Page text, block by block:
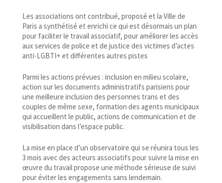
Les associations ont contribué, proposé et la Ville de
Paris a synthétisé et enrichi ce qui est désormais un plan
pour faciliter le travail associatif, pour améliorer les accès
aux services de police et de justice des victimes d’actes
anti-​LGBTI+ et différentes autres pistes
Parmi les actions prévues : inclusion en milieu scolaire,
action sur les documents administratifs parisiens pour
une meilleure inclusion des personnes trans et des
couples de même sexe, formation des agents municipaux
qui accueillent le public, actions de communication et de
visibilisation dans l’espace public.
La mise en place d’un observatoire qui se réunira tous les
3 mois avec des acteurs associatifs pour suivre la mise en
œuvre du travail propose une méthode sérieuse de suivi
pour éviter les engagements sans lendemain.